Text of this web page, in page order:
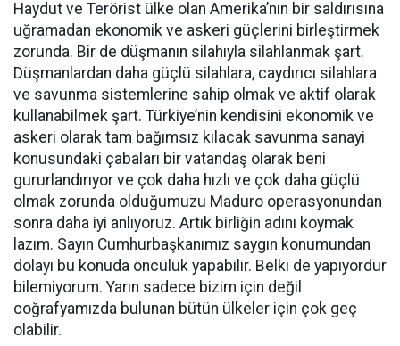
Haydut ve Terörist ülke olan Amerika’nın bir saldırısına
uğramadan ekonomik ve askeri güçlerini birleştirmek
zorunda. Bir de düşmanın silahıyla silahlanmak şart.
Düşmanlardan daha güçlü silahlara, caydırıcı silahlara
ve savunma sistemlerine sahip olmak ve aktif olarak
kullanabilmek şart. Türkiye’nin kendisini ekonomik ve
askeri olarak tam bağımsız kılacak savunma sanayi
konusundaki çabaları bir vatandaş olarak beni
gururlandırıyor ve çok daha hızlı ve çok daha güçlü
olmak zorunda olduğumuzu Maduro operasyonundan
sonra daha iyi anlıyoruz. Artık birliğin adını koymak
lazım. Sayın Cumhurbaşkanımız saygın konumundan
dolayı bu konuda öncülük yapabilir. Belki de yapıyordur
bilemiyorum. Yarın sadece bizim için değil
coğrafyamızda bulunan bütün ülkeler için çok geç
olabilir.